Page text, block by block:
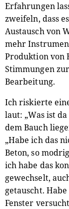
Erfahrungen
zweifeln, dass
Austausch von
mehr
Produktion von
Stimmungen
Bearbeitung.
Ich riskierte
laut: „Was ist
dem Bauch
„Habe ich das
Beton, so
ich habe das
gewechselt,
getauscht.
Fenster